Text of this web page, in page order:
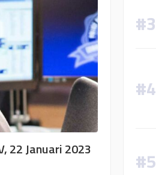
22 Januari 2023